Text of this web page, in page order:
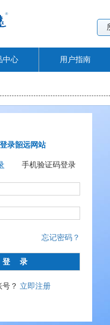
中心 用户指南
录韶远网站
手机验证码登录
忘记密码？
？ 立即注册